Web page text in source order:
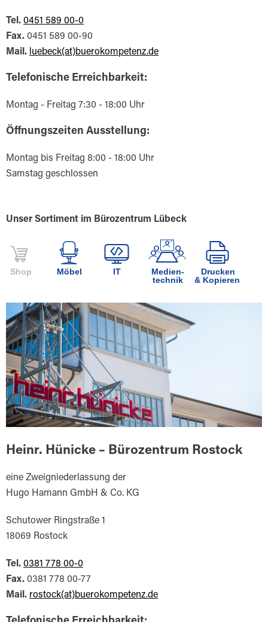
Tel. 0451 589 00-0
Fax. 0451 589 00-90
Mail. luebeck(at)buerokompetenz.de
Telefonische Erreichbarkeit:
Montag - Freitag 7:30 - 18:00 Uhr
Öffnungszeiten Ausstellung:
Montag bis Freitag 8:00 - 18:00 Uhr
Samstag geschlossen
Unser Sortiment im Bürozentrum Lübeck
Drucken
& Kopieren
Medien-
technik
IT
Möbel
Shop
Heinr. Hünicke – Bürozentrum Rostock
eine Zweigniederlassung der
Hugo Hamann GmbH & Co. KG
Schutower Ringstraße 1
18069 Rostock
Tel. 0381 778 00-0
Fax. 0381 778 00-77
Mail. rostock(at)buerokompetenz.de